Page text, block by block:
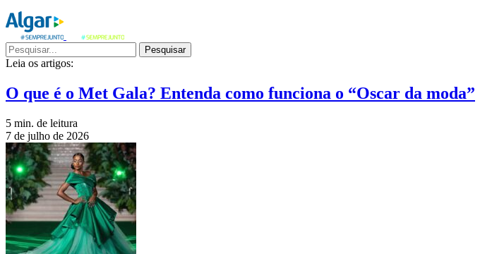
Pesquisar
Leia os artigos:
O que é o Met Gala? Entenda como funciona o “Oscar da moda”
5 min. de leitura
7 de julho de 2026